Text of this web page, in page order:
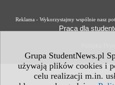
Grupa StudentNews.pl
używają plików cookies i
celu realizacji m.in.
Reklama - Wykorzystajmy wspólnie nasz
Praca dla